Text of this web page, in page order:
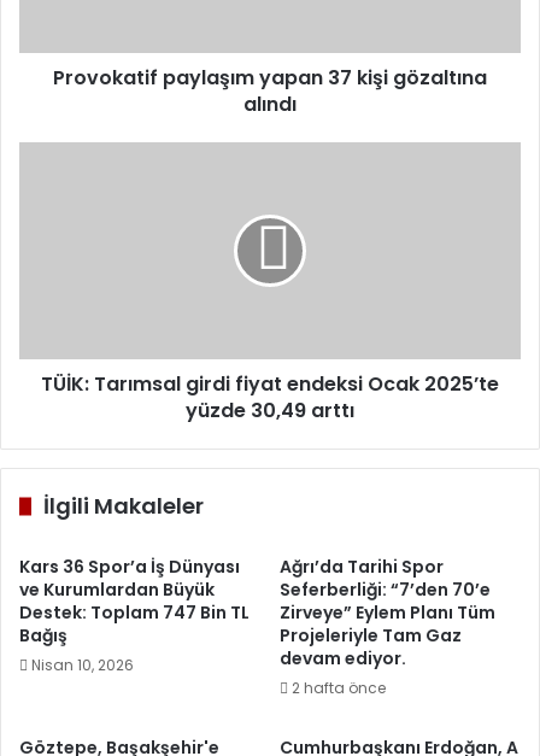
Provokatif paylaşım yapan 37 kişi gözaltına
alındı
30,49
arttıTÜİK: Tarımsal girdi fiyat endeksi Ocak 2025’te
yüzde 30,49 arttı
İlgili Makaleler
Kars 36 Spor’a İş Dünyası
ve Kurumlardan Büyük
Destek: Toplam 747 Bin TL
Bağış
Nisan 10, 2026
Ağrı’da Tarihi Spor
Seferberliği: “7’den 70’e
Zirveye” Eylem Planı Tüm
Projeleriyle Tam Gaz
devam ediyor.
2 hafta önce
Göztepe, Başakşehir'e Cumhurbaşkanı Erdoğan, A